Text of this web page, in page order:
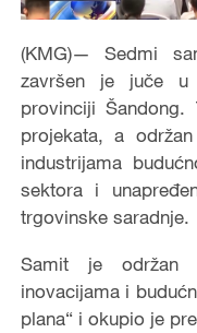
(KMG)— Sedmi
završen je juče u
provinciji
projekata, a
industrijama
sektora i
trgovinske saradnje.
Samit je održan
inovacijama i
plana“ i okupio je